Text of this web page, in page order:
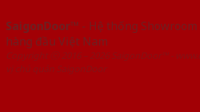
SaigonDoor™ - Hệ thống
hàng đầu Việt Nam
Copyright ⓒ 2016 – 2026 SaigonDoor™ -
vị chủ quản SaigonDoor